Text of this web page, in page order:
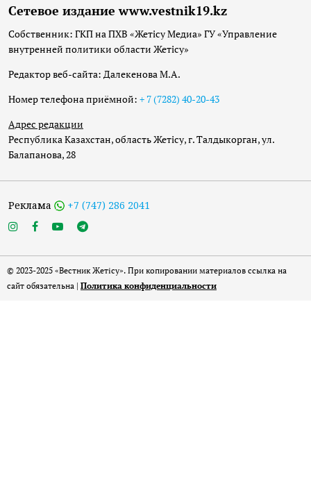
Сетевое издание www.vestnik19.kz
Собственник: ГКП на ПХВ «Жетісу Медиа» ГУ «Управление
внутренней политики области Жетісу»
Редактор веб-сайта: Далекенова М.А.
Номер телефона приёмной: + 7 (7282) 40-20-43
Адрес редакции
Республика Казахстан, область Жетісу, г. Талдыкорган, ул.
Балапанова, 28
Реклама +7 (747) 286 2041
© 2023-2025 «Вестник Жетісу». При копировании материалов ссылка на
сайт обязательна | Политика конфиденциальности